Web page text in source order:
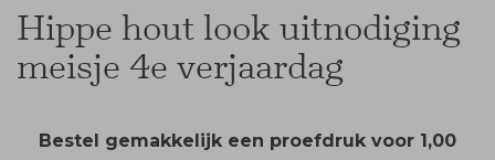
Hippe hout look uitnodiging
meisje 4e verjaardag
Bestel gemakkelijk een proefdruk voor 1,00